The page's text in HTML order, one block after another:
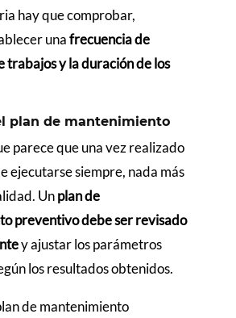
hay que comprobar,
unafrecuencia de
trabajos y la duración de los
plan de mantenimiento
parece que una vez realizado
ejecutarse siempre, nada más
Unplan de
preventivo debe ser revisado
y ajustar los parámetros
los resultados obtenidos.
de mantenimiento